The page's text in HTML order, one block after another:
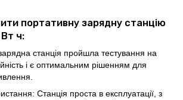
портативну зарядну станцію
ч:
станція пройшла тестування на
і є оптимальним рішенням для
Станція проста в експлуатації, з